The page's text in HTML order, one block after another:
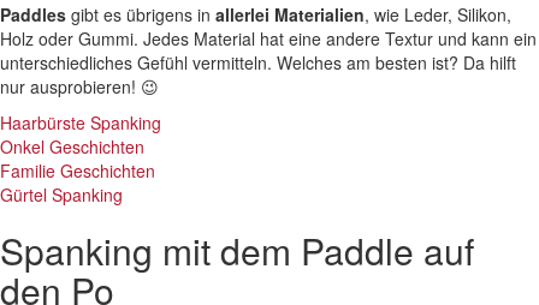
Paddles gibt es übrigens in allerlei Materialien, wie Leder, Silikon,
Holz oder Gummi. Jedes Material hat eine andere Textur und kann ein
unterschiedliches Gefühl vermitteln. Welches am besten ist? Da hilft
nur ausprobieren! 😉
Haarbürste Spanking
Onkel Geschichten
Familie Geschichten
Gürtel Spanking
Spanking mit dem Paddle auf
den Po